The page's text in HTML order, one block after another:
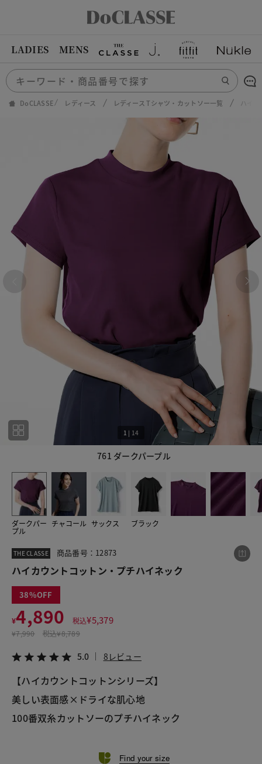
LADIES MENS
DoCLASSE レディース レディース Tシャツ・カットソー一覧 ハイ
761 ダークパープル
1 | 14
ダークパー
プル
チャコール サックス ブラック
14
THE CLASSE 商品番号：12873
ハイカウントコットン・プチハイネック
38
¥4,890 税込¥5,379
¥7,990 税込¥8,789
5.0 8レビュー
【ハイカウントコットンシリーズ】
美しい表面感×ドライな肌心地
100番双糸カットソーのプチハイネック
Find your size
この商品をシェアする
¥4,890
税込¥5,379
LINE X